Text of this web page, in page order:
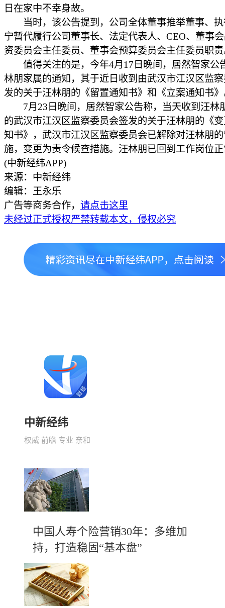
日在家中不幸身故。
当时，该公告提到，公司全体董事推举董事、执
宁暂代履行公司董事长、法定代表人、CEO、董事
资委员会主任委员、董事会预算委员会主任委员职
值得关注的是，今年4月17日晚间，居然智家公
林朋家属的通知，其于近日收到由武汉市江汉区监
发的关于汪林朋的《留置通知书》和《立案通知书
7月23日晚间，居然智家公告称，当天收到汪林
的武汉市江汉区监察委员会签发的关于汪林朋的《
知书》，武汉市江汉区监察委员会已解除对汪林朋
施，变更为责令候查措施。汪林朋已回到工作岗位
(中新经纬APP)
来源：中新经纬
编辑：王永乐
广告等商务合作， 请点击这里
未经过正式授权严禁转载本文，侵权必究
中新经纬
权威 前瞻 专业 亲和
中国人寿个险营销30年：多维加
持，打造稳固“基本盘”